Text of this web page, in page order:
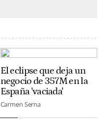
El eclipse que deja un
negocio de 357M en la
España 'vaciada'
Carmen Serna